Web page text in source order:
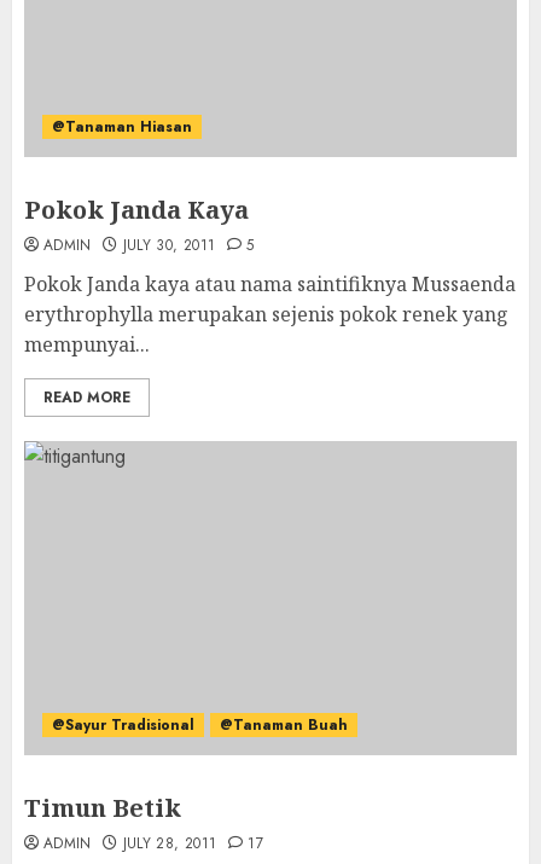
@Tanaman Hiasan
Pokok Janda Kaya
ADMIN JULY 30, 2011 5
Pokok Janda kaya atau nama saintifiknya Mussaenda
erythrophylla merupakan sejenis pokok renek yang
mempunyai...
READ MORE
@Sayur Tradisional @Tanaman Buah
Timun Betik
ADMIN JULY 28, 2011 17